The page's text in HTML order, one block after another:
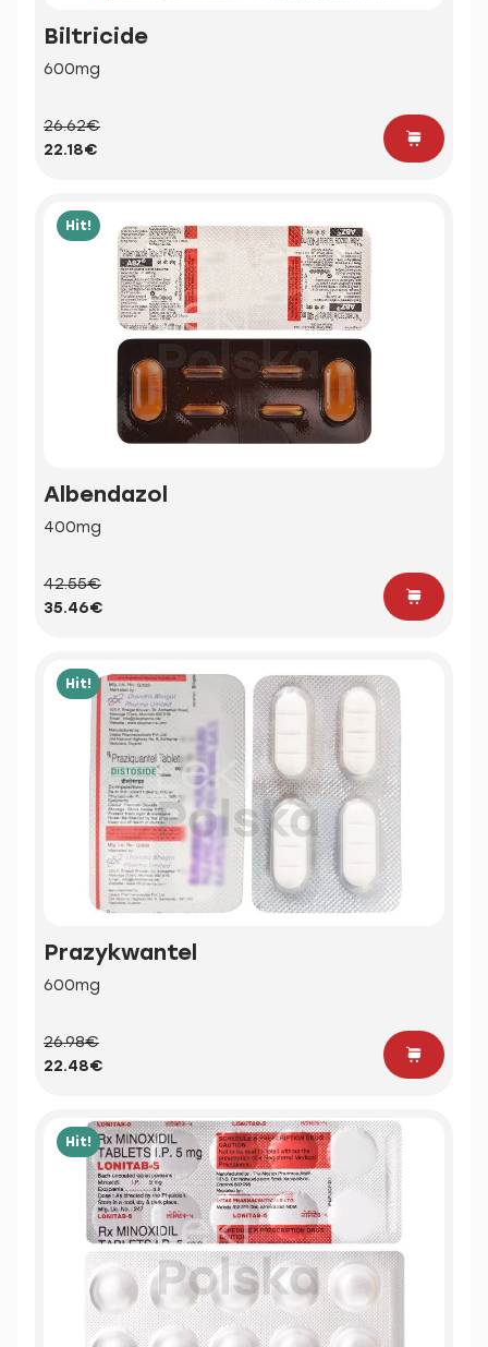
Biltricide
600mg
26.62€
22.18€
Hit!
Albendazol
400mg
42.55€
35.46€
Hit!
Prazykwantel
600mg
26.98€
22.48€
Hit!